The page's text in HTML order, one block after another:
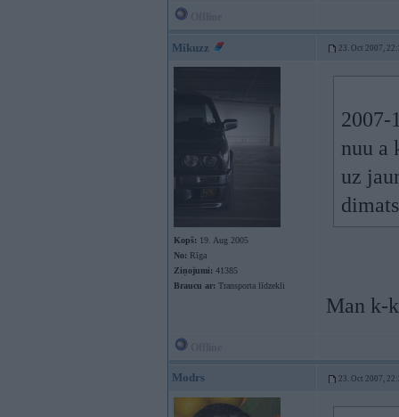
Mikuzz 23. Oct 2007,
Kopš: 19. Aug 2005
No: Rīga
Ziņojumi: 41385
Braucu ar: Transporta līdzekli
2007-
nuu a
uz
Man k-
Modrs 23. Oct 2007,